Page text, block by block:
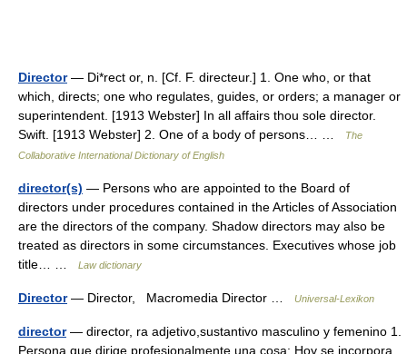
Director— Di*rect or, n. [Cf. F. directeur.] 1. One who, or that
which, directs; one who regulates, guides, or orders; a manager or
superintendent. [1913 Webster] In all affairs thou sole director.
Swift. [1913 Webster] 2. One of a body of persons… …
The
Collaborative International Dictionary of English
director(s) — Persons who are appointed to the Board of
directors under procedures contained in the Articles of Association
are the directors of the company. Shadow directors may also be
treated as directors in some circumstances. Executives whose job
title… …
Law dictionary
Director— Director, Macromedia Director … Universal-Lexikon
director— director, ra adjetivo,sustantivo masculino y femenino 1.
Persona que dirige profesionalmente una cosa: Hoy se incorpora